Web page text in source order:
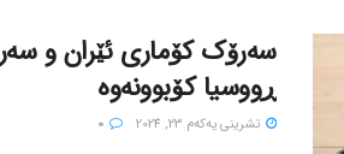
سەرۆک کۆماری ئێران و
ڕووسیا کۆبوونەوە
تشرینی یه‌كه‌م 23, 2024